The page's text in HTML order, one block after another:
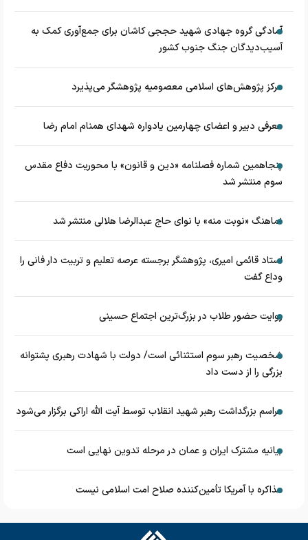
آمادگی گروه جهادی شهید حججی کاشان برای جمع‌آوری کمک به
آسیب‌دیدگان جنگ جنوب کشور
مرکز پژوهش‌های اسلامی معصومیه پژوهشگر می‌پذیرد
معرفی دبیر و اعضای چهارمین یادواره شهدای همنام امام رضا
پنجاهمین شماره فصلنامه «دین و قانون» با محوریت دفاع مقدس
سوم منتشر شد
نماهنگ «نوبت منه» با نوای حاج عبدالرضا هلالی منتشر شد
استاد قائمی امیری، پژوهشگر برجسته عرصه تعلیم و تربیت دار فانی را
وداع گفت
روایت حضور طلاب در بزرگ‌ترین اجتماع حسینی
شخصیت رهبر سوم استثنائی است/ دولت با شهادت رهبری پشتوانه
بزرگی را از دست داد
مراسم بزرگداشت رهبر شهید انقلاب توسط آیت الله اراکی برگزار می‌شود
بیانیه مشترک ایران و عمان در مرحله تدوین نهایی است
مذاکره با آمریکا تأمین‌کننده صلاح امت اسلامی نیست